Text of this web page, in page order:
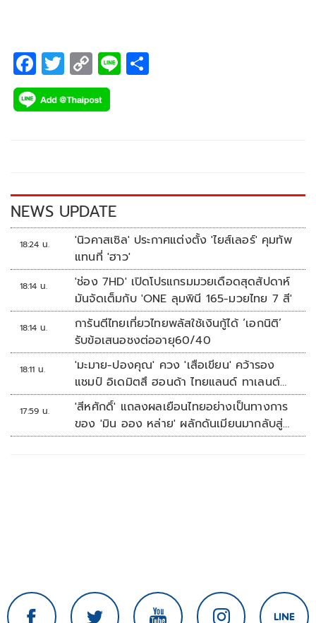
F
ac
e
k
T
wi
tt
C
o
p
k
Li
NEWS UPDATE
18:24 น.
'นิวคาสเซิล' ประกาศแต่งตั้ง 'ไยส์เลอร์' คุมทัพ
แทนที่ 'ฮาว'
18:14 น.
'ช่อง 7HD' เปิดโปรแกรมมวยเดือดสุดสัปดาห์
มันจัดเต็มกับ 'ONE ลุมพินี 165-มวยไทย 7 สี'
18:14 น.
การันตีไทยเที่ยวไทยพลัสใช้เงินกู้ได้ ‘เอกนิติ’
รับข้อเสนอชงต่ออายุ60/40
18:11 น.
'มะมาย-ปองคุณ' ควง 'เสือเขียน' คว้ารอง
แชมป์ อิเดมิตสึ ฮอนด้า ไทยแลนด์ ทาเลนต์
คัพ สนาม 3
17:59 น.
'สีหศักดิ์' แถลงผลเยือนไทยอย่างเป็นทางการ
ของ 'มิน ออง หล่าย' ผลักดันเมียนมากลับสู่
อาเซียน